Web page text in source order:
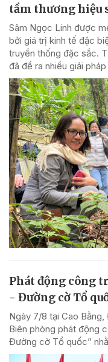
tầm thương hiệu
Sâm Ngọc Linh được
bởi giá trị kinh tế đặc
truyền thống đặc sắc.
đã đề ra nhiều giải
Phát động công
- Đường cờ Tổ
Ngày 7/8 tại Cao Bằng,
Biên phòng phát động
Đường cờ Tổ quốc”